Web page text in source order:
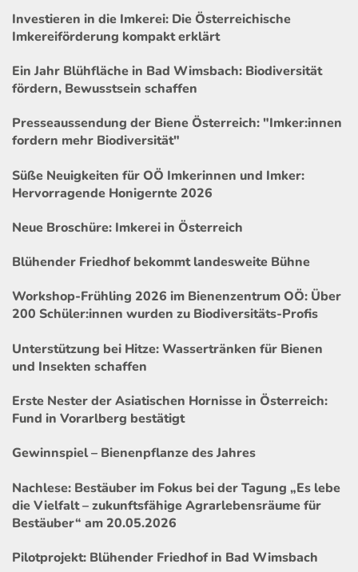
Investieren in die Imkerei: Die Österreichische
Imkereiförderung kompakt erklärt
Ein Jahr Blühfläche in Bad Wimsbach: Biodiversität
fördern, Bewusstsein schaffen
Presseaussendung der Biene Österreich: "Imker:innen
fordern mehr Biodiversität"
Süße Neuigkeiten für OÖ Imkerinnen und Imker:
Hervorragende Honigernte 2026
Neue Broschüre: Imkerei in Österreich
Blühender Friedhof bekommt landesweite Bühne
Workshop-Frühling 2026 im Bienenzentrum OÖ: Über
200 Schüler:innen wurden zu Biodiversitäts-Profis
Unterstützung bei Hitze: Wassertränken für Bienen
und Insekten schaffen
Erste Nester der Asiatischen Hornisse in Österreich:
Fund in Vorarlberg bestätigt
Gewinnspiel – Bienenpflanze des Jahres
Nachlese: Bestäuber im Fokus bei der Tagung „Es lebe
die Vielfalt – zukunftsfähige Agrarlebensräume für
Bestäuber“ am 20.05.2026
Pilotprojekt: Blühender Friedhof in Bad Wimsbach